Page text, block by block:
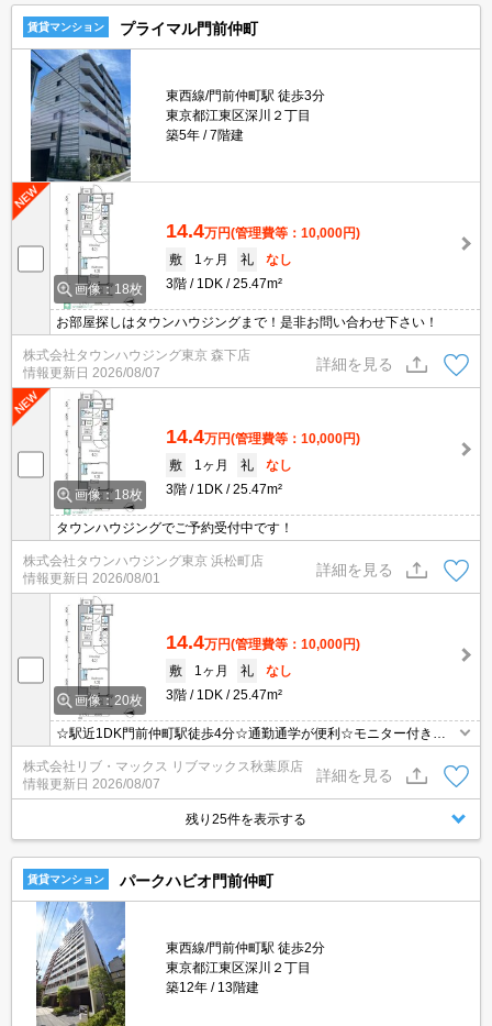
賃貸マンション プライマル門前仲町
東西線/門前仲町駅 徒歩3分
東京都江東区深川２丁目
築5年
7階建
画像：18枚
14.4万円(管理費等：10,000円)
敷
1ヶ月 礼
なし
3階
1DK 25.47m²
お部屋探しはタウンハウジングまで！是非お問い合わせ下さい！
株式会社タウンハウジング東京 森下店
情報更新日 2026/08/07
詳細を見る
画像：18枚
14.4万円(管理費等：10,000円)
敷
1ヶ月 礼
なし
3階
1DK 25.47m²
タウンハウジングでご予約受付中です！
株式会社タウンハウジング東京 浜松町店
情報更新日 2026/08/01
詳細を見る
画像：20枚
14.4万円(管理費等：10,000円)
敷
1ヶ月 礼
なし
3階
1DK 25.47m²
☆駅近1DK門前仲町駅徒歩4分☆通勤通学が便利☆モニター付きイ
ンターホン・オートロックで設備充実☆
株式会社リブ・マックス リブマックス秋葉原店
情報更新日 2026/08/07
詳細を見る
残り25件を表示する
賃貸マンション パークハビオ門前仲町
東西線/門前仲町駅 徒歩2分
東京都江東区深川２丁目
築12年
13階建